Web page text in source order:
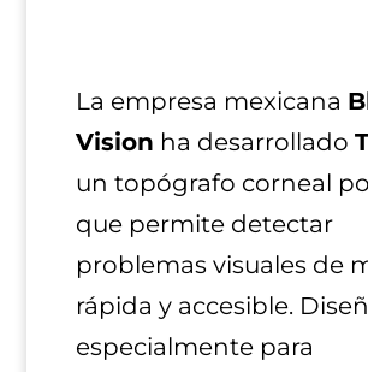
La empresa mexicana
Vision ha desarrollado
un topógrafo corneal
que permite detectar
problemas visuales de
rápida y accesible.
especialmente para